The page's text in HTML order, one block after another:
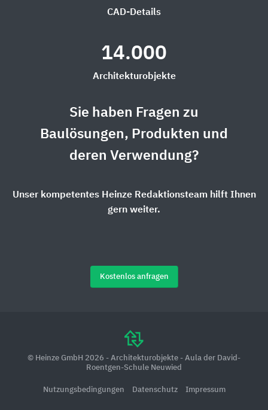
CAD-Details
14.000
Architekturobjekte
Sie haben Fragen zu
Baulösungen, Produkten und
deren Verwendung?
Unser kompetentes Heinze Redaktionsteam hilft Ihnen
gern weiter.
Kostenlos anfragen
© Heinze GmbH 2026 - Architekturobjekte - Aula der David-
Roentgen-Schule Neuwied
Nutzungsbedingungen Datenschutz Impressum